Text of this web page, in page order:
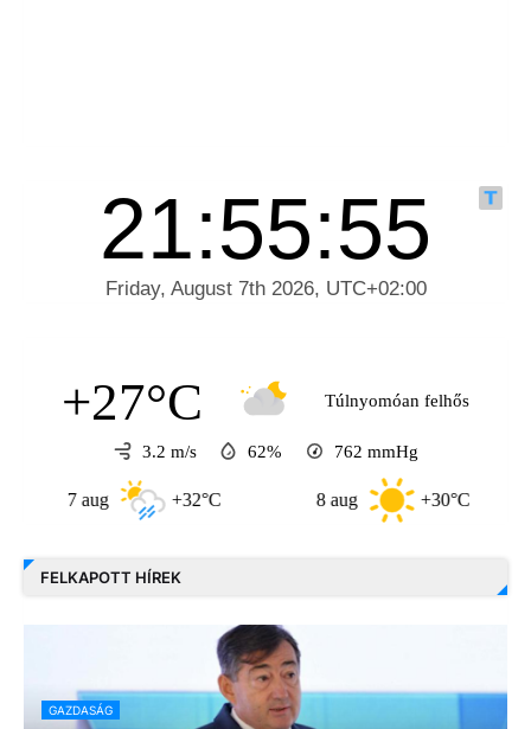
+27°C Túlnyomóan felhős
3.2 m/s 62% 762 mmHg
+32°C +30°C
FELKAPOTT HÍREK
GAZDASÁG